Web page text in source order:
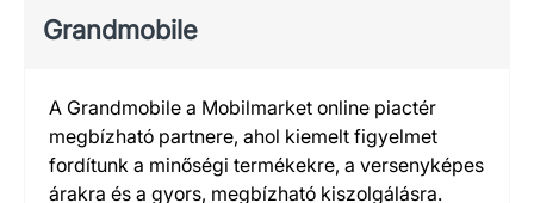
Grandmobile
A Grandmobile a Mobilmarket online piactér
megbízható partnere, ahol kiemelt figyelmet
fordítunk a minőségi termékekre, a versenyképes
árakra és a gyors, megbízható kiszolgálásra.